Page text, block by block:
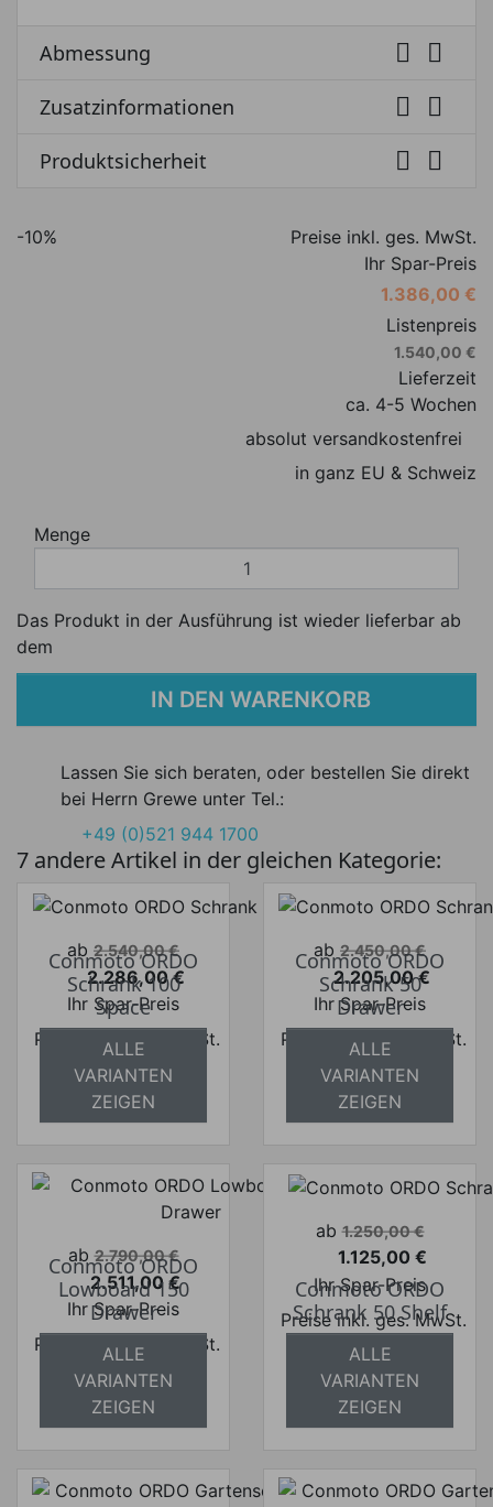
Abmessung  
Zusatzinformationen  
Produktsicherheit  
-10%
Preise inkl. ges. MwSt.
Ihr Spar-Preis
1.386,00 €
Listenpreis
1.540,00 €
Lieferzeit
ca. 4-5 Wochen
absolut versandkostenfrei
in ganz EU & Schweiz
Menge
Das Produkt in der Ausführung ist wieder lieferbar ab
dem
IN DEN WARENKORB
Lassen Sie sich beraten, oder bestellen Sie direkt
bei Herrn Grewe unter Tel.:
+49 (0)521 944 1700
7 andere Artikel in der gleichen Kategorie:
Verkaufspreis
ab 2.540,00 €
Preis
2.286,00 €
Ihr Spar-Preis
Preise inkl. ges. MwSt.
absolut
versandkostenfrei
Conmoto ORDO
Schrank 100
Space
ALLE
VARIANTEN
ZEIGEN
Verkaufspreis
ab 2.450,00 €
Preis
2.205,00 €
Ihr Spar-Preis
Preise inkl. ges. MwSt.
absolut
versandkostenfrei
Conmoto ORDO
Schrank 50
Drawer
ALLE
VARIANTEN
ZEIGEN
Verkaufspreis
ab 2.790,00 €
Preis
2.511,00 €
Ihr Spar-Preis
Preise inkl. ges. MwSt.
absolut
versandkostenfrei
Conmoto ORDO
Lowboard 150
Drawer
ALLE
VARIANTEN
ZEIGEN
Verkaufspreis
ab 1.250,00 €
Preis
1.125,00 €
Ihr Spar-Preis
Preise inkl. ges. MwSt.
absolut
versandkostenfrei
Conmoto ORDO
Schrank 50 Shelf
ALLE
VARIANTEN
ZEIGEN